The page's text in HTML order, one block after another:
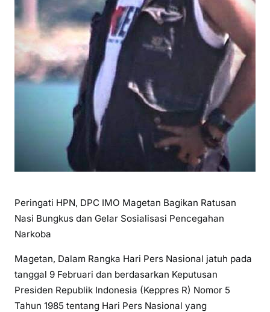
Peringati HPN, DPC IMO Magetan Bagikan Ratusan
Nasi Bungkus dan Gelar Sosialisasi Pencegahan
Narkoba
Magetan, Dalam Rangka Hari Pers Nasional jatuh pada
tanggal 9 Februari dan berdasarkan Keputusan
Presiden Republik Indonesia (Keppres R) Nomor 5
Tahun 1985 tentang Hari Pers Nasional yang